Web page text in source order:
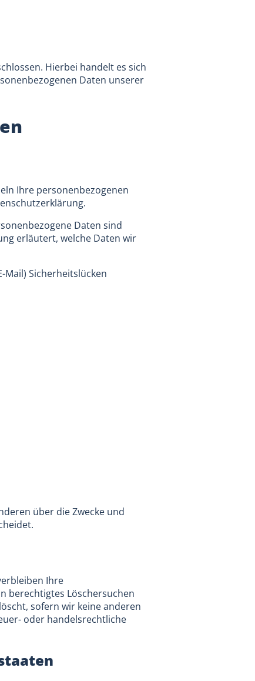
Hierbei handelt es sich
Daten unserer
Ihre personenbezogenen
Daten sind
erläutert, welche Daten wir
Sicherheitslücken
über die Zwecke und
Ihre
berechtigtes Löschersuchen
sofern wir keine anderen
oder handelsrechtliche